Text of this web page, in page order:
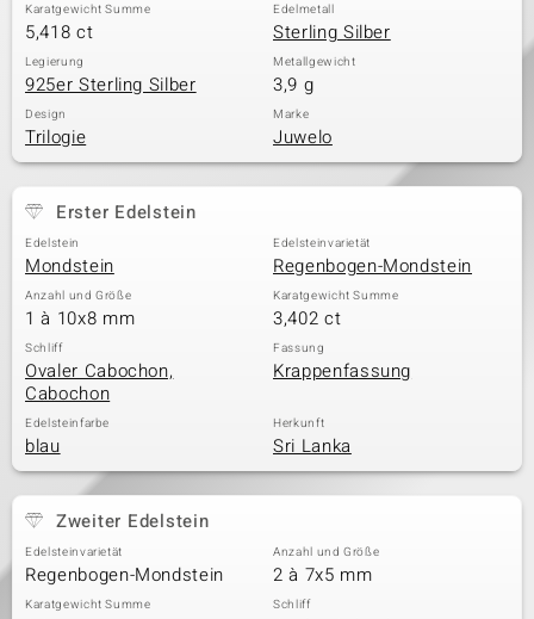
Classics
Karatgewicht Summe
5,418 ct
Edelmetall
Sterling Silber
Legierung
925er Sterling Silber
Metallgewicht
3,9 g
Design
Trilogie
Marke
Juwelo
Erster Edelstein
Edelstein
Mondstein
Edelsteinvarietät
Regenbogen-Mondstein
Anzahl und Größe
1 à 10x8 mm
Karatgewicht Summe
3,402 ct
Schliff
Ovaler Cabochon,
Cabochon
Fassung
Krappenfassung
Edelsteinfarbe
blau
Herkunft
Sri Lanka
Zweiter Edelstein
Edelsteinvarietät
Regenbogen-Mondstein
Anzahl und Größe
2 à 7x5 mm
Karatgewicht Summe Schliff